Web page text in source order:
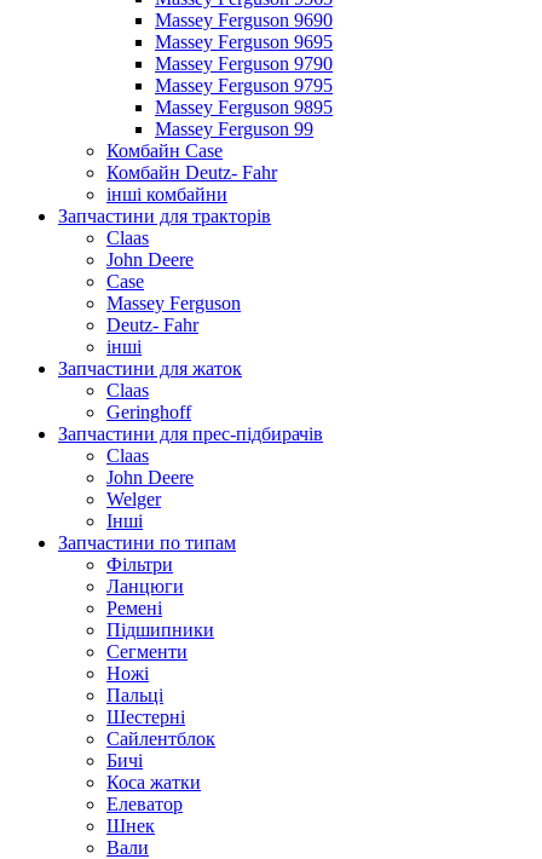
Massey Ferguson 9690
Massey Ferguson 9695
Massey Ferguson 9790
Massey Ferguson 9795
Massey Ferguson 9895
Massey Ferguson 99
Комбайн Case
Комбайн Deutz- Fahr
інші комбайни
Запчастини для тракторів
Claas
John Deere
Case
Massey Ferguson
Deutz- Fahr
інші
Запчастини для жаток
Claas
Geringhoff
Запчастини для прес-підбирачів
Claas
John Deere
Welger
Інші
Запчастини по типам
Фільтри
Ланцюги
Ремені
Підшипники
Сегменти
Ножі
Пальці
Шестерні
Сайлентблок
Бичі
Коса жатки
Елеватор
Шнек
Вали